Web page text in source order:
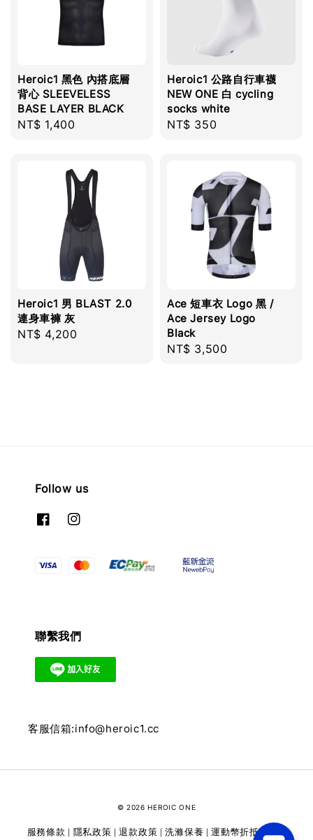
Heroic1 黑色 內搭底層
背心 SLEEVELESS
BASE LAYER BLACK
Regular
NT$ 1,400
Heroic1 公路自行車襪
NEW ONE 白 cycling
socks white
Regular
NT$ 350
Heroic1 男 BLAST 2.0
連身車褲 灰
Regular
NT$ 4,200
Ace 短車衣 Logo 黑 /
Ace Jersey Logo
Black
Regular
NT$ 3,500
Follow us
聯繫我們
客服信箱:info@heroic1.cc
© 2026 HEROIC ONE
服務條款 隱私政策 |退款政策 |洗滌保養 |運動幣折抵